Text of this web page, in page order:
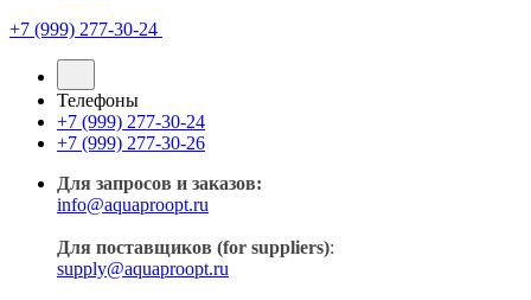
+7 (999) 277-30-24
Телефоны
+7 (999) 277-30-24
+7 (999) 277-30-26
Для запросов и заказов:
info@aquaproopt.ru
Для поставщиков (for suppliers):
supply@aquaproopt.ru